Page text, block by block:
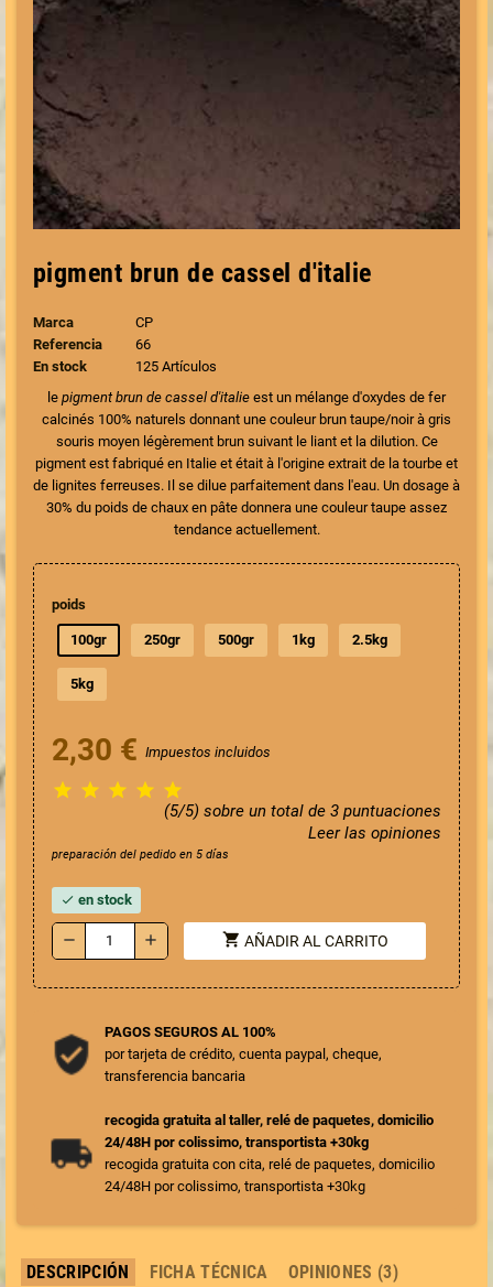
pigment brun de cassel d'italie
Marca
CP
Referencia
66
En stock
125 Artículos
le pigment brun de cassel d'italie est un mélange d'oxydes de fer
calcinés 100% naturels donnant une couleur brun taupe/noir à gris
souris moyen légèrement brun suivant le liant et la dilution. Ce
pigment est fabriqué en Italie et était à l'origine extrait de la tourbe et
de lignites ferreuses. Il se dilue parfaitement dans l'eau. Un dosage à
30% du poids de chaux en pâte donnera une couleur taupe assez
tendance actuellement.
poids
100gr 250gr 500gr 1kg 2.5kg
5kg
2,30 € Impuestos incluidos
    
(5/5) sobre un total de 3 puntuaciones
Leer las opiniones
preparación del pedido en 5 días
check en stock
remove add shopping_cart AÑADIR AL CARRITO
PAGOS SEGUROS AL 100%
por tarjeta de crédito, cuenta paypal, cheque,
transferencia bancaria
recogida gratuita al taller, relé de paquetes, domicilio
24/48H por colissimo, transportista +30kg
recogida gratuita con cita, relé de paquetes, domicilio
24/48H por colissimo, transportista +30kg
DESCRIPCIÓN FICHA TÉCNICA OPINIONES (3)